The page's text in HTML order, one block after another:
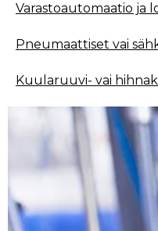
Varastoautomaatio ja
Pneumaattiset vai
Kuularuuvi- vai